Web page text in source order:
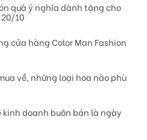
quà ý nghĩa dành tặng cho
10
cửa hàng Color Man Fashion
về, những loại hoa nào phù
kinh doanh buôn bán là ngày